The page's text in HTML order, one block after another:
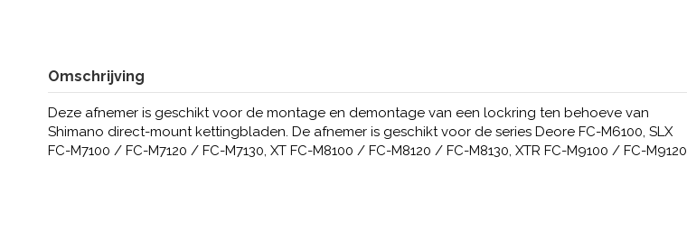
Omschrijving
Deze afnemer is geschikt voor de montage en demontage van een lockring ten behoeve van
Shimano direct-mount kettingbladen. De afnemer is geschikt voor de series Deore FC-M6100, SLX
FC-M7100 / FC-M7120 / FC-M7130, XT FC-M8100 / FC-M8120 / FC-M8130, XTR FC-M9100 / FC-M9120